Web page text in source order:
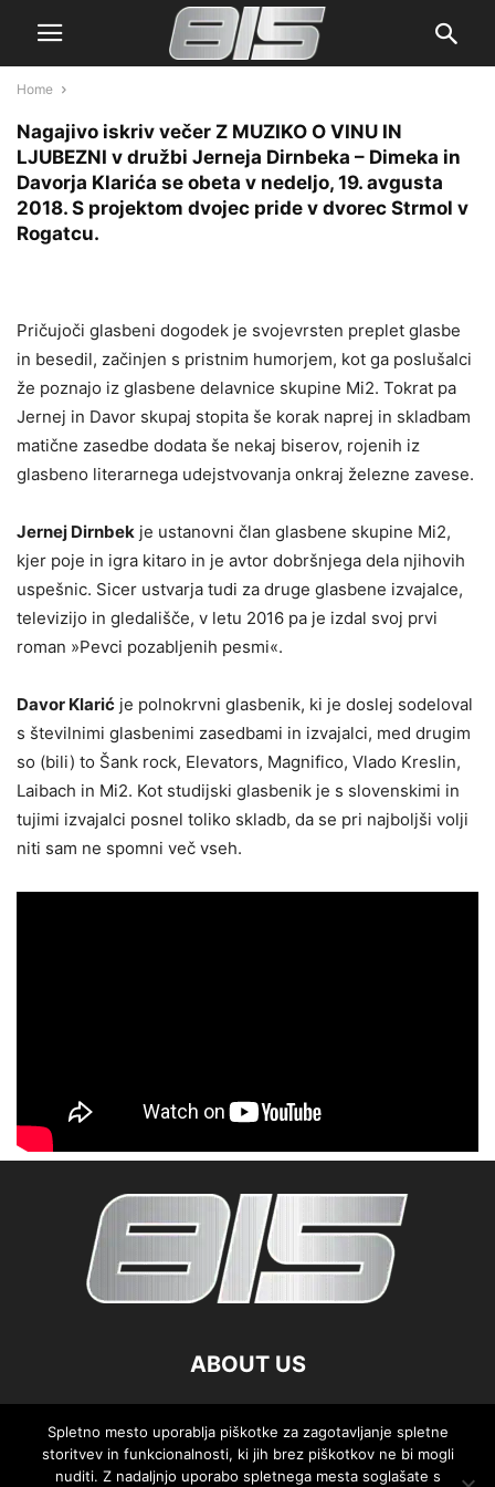
Home
Nagajivo iskriv večer Z MUZIKO O VINU IN
LJUBEZNI v družbi Jerneja Dirnbeka – Dimeka in
Davorja Klarića se obeta v nedeljo, 19. avgusta
2018. S projektom dvojec pride v dvorec Strmol v
Rogatcu.
Pričujoči glasbeni dogodek je svojevrsten preplet glasbe
in besedil, začinjen s pristnim humorjem, kot ga poslušalci
že poznajo iz glasbene delavnice skupine Mi2. Tokrat pa
Jernej in Davor skupaj stopita še korak naprej in skladbam
matične zasedbe dodata še nekaj biserov, rojenih iz
glasbeno literarnega udejstvovanja onkraj železne zavese.
Jernej Dirnbek je ustanovni član glasbene skupine Mi2,
kjer poje in igra kitaro in je avtor dobršnjega dela njihovih
uspešnic. Sicer ustvarja tudi za druge glasbene izvajalce,
televizijo in gledališče, v letu 2016 pa je izdal svoj prvi
roman »Pevci pozabljenih pesmi«.
Davor Klarić je polnokrvni glasbenik, ki je doslej sodeloval
s številnimi glasbenimi zasedbami in izvajalci, med drugim
so (bili) to Šank rock, Elevators, Magnifico, Vlado Kreslin,
Laibach in Mi2. Kot studijski glasbenik je s slovenskimi in
tujimi izvajalci posnel toliko skladb, da se pri najboljši volji
niti sam ne spomni več vseh.
ABOUT US
FOLLOW US
Spletno mesto uporablja piškotke za zagotavljanje spletne
storitvev in funkcionalnosti, ki jih brez piškotkov ne bi mogli
nuditi. Z nadaljnjo uporabo spletnega mesta soglašate s